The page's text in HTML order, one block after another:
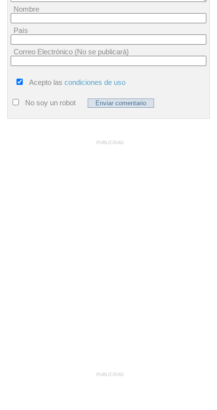
Nombre
País
Correo Electrónico (No se publicará)
Acepto las condiciones de uso
No soy un robot
PUBLICIDAD
PUBLICIDAD